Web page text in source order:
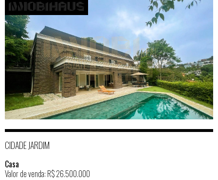
CIDADE JARDIM
Casa
Valor de venda: R$ 26.500.000